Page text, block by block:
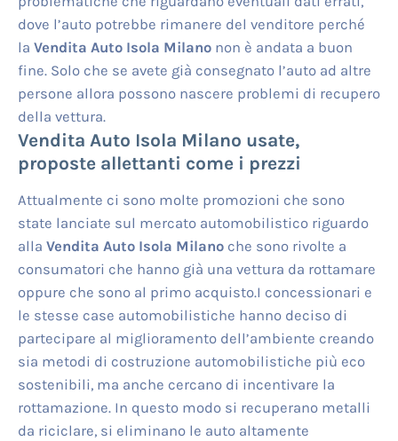
dove l’auto potrebbe rimanere del venditore perché
la Vendita Auto Isola Milanonon è andata a buon
fine. Solo che se avete già consegnato l’auto ad altre
persone allora possono nascere problemi di recupero
della vettura.
Vendita Auto Isola Milano usate,
proposte allettanti come i prezzi
Attualmente ci sono molte promozioni che sono
state lanciate sul mercato automobilistico riguardo
alla Vendita Auto Isola Milanoche sono rivolte a
consumatori che hanno già una vettura da rottamare
oppure che sono al primo acquisto.I concessionari e
le stesse case automobilistiche hanno deciso di
partecipare al miglioramento dell’ambiente creando
sia metodi di costruzione automobilistiche più eco
sostenibili, ma anche cercano di incentivare la
rottamazione. In questo modo si recuperano metalli
da riciclare, si eliminano le auto altamente